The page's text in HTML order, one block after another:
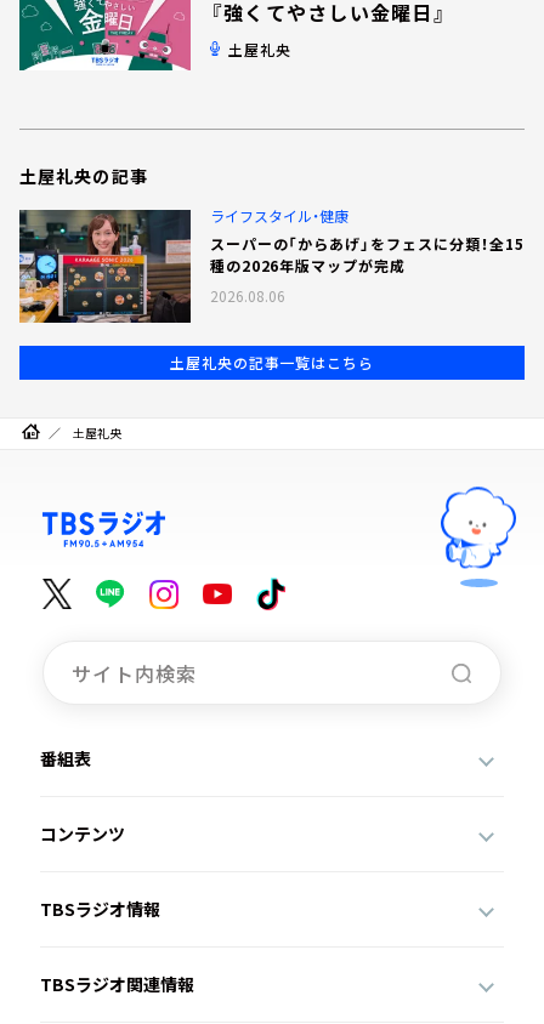
『強くてやさしい金曜日』
土屋礼央
土屋礼央の記事
ライフスタイル・健康
スーパーの「からあげ」をフェスに分類！全15
種の2026年版マップが完成
2026.08.06
土屋礼央の記事一覧はこちら
土屋礼央
番組表
コンテンツ
TBSラジオ情報
TBSラジオ関連情報